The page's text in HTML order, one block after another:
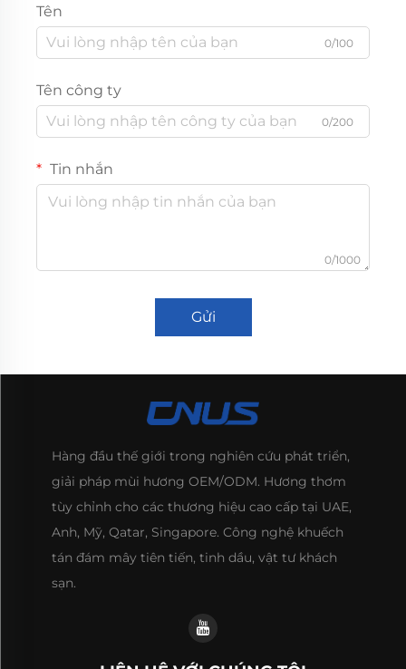
Tên
0/100
Tên công ty
0/200
Tin nhắn
0/1000
Gửi
Hàng đầu thế giới trong nghiên cứu phát triển,
giải pháp mùi hương OEM/ODM. Hương thơm
tùy chỉnh cho các thương hiệu cao cấp tại UAE,
Anh, Mỹ, Qatar, Singapore. Công nghệ khuếch
tán đám mây tiên tiến, tinh dầu, vật tư khách
sạn.